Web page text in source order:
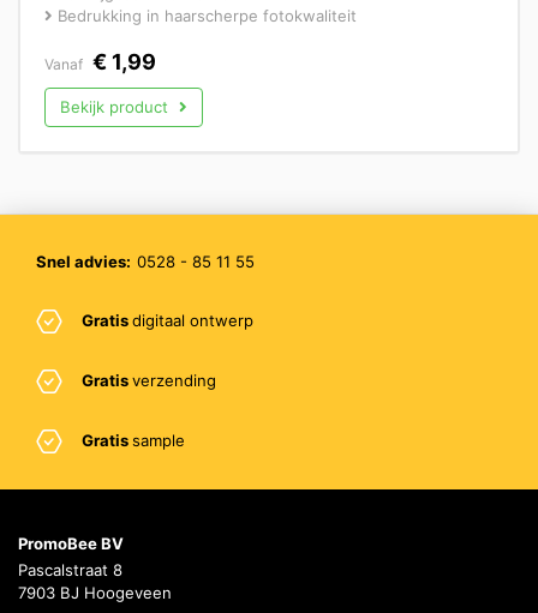
Bedrukking in haarscherpe fotokwaliteit
Vanaf € 1,99
Bekijk product
Snel advies: 0528 - 85 11 55
Gratisdigitaal ontwerp
Gratisverzending
Gratissample
PromoBee BV
Pascalstraat 8
7903 BJ Hoogeveen